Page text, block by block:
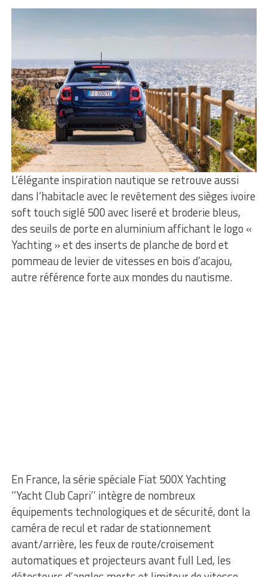
L’élégante inspiration nautique se retrouve aussi
dans l’habitacle avec le revêtement des sièges ivoire
soft touch siglé 500 avec liseré et broderie bleus,
des seuils de porte en aluminium affichant le logo «
Yachting » et des inserts de planche de bord et
pommeau de levier de vitesses en bois d’acajou,
autre référence forte aux mondes du nautisme.
En France, la série spéciale Fiat 500X Yachting
‘’Yacht Club Capri’’ intègre de nombreux
équipements technologiques et de sécurité, dont la
caméra de recul et radar de stationnement
avant/arrière, les feux de route/croisement
automatiques et projecteurs avant full Led, les